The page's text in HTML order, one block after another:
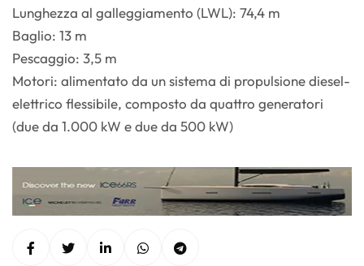
Lunghezza al galleggiamento (LWL): 74,4 m
Baglio: 13 m
Pescaggio: 3,5 m
Motori: alimentato da un sistema di propulsione diesel-
elettrico flessibile, composto da quattro generatori
(due da 1.000 kW e due da 500 kW)